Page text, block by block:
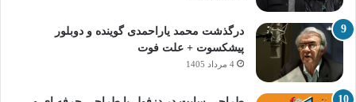
درگذشت محمد یاراحمدی گوینده و دوبلور
پیشکسوت + علت فوت
4 مرداد 1405